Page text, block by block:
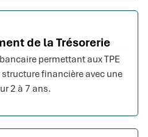
de la Trésorerie
permettant aux TPE
financière avec une
2 à 7 ans.